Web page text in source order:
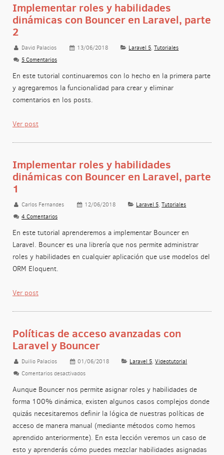
Implementar roles y habilidades
dinámicas con Bouncer en Laravel, parte
2
David Palacios 13/06/2018 Laravel 5,Tutoriales
5 Comentarios
En este tutorial continuaremos con lo hecho en la primera parte
y agregaremos la funcionalidad para crear y eliminar
comentarios en los posts.
Ver post
Implementar roles y habilidades
dinámicas con Bouncer en Laravel, parte
1
Carlos Fernandes 12/06/2018 Laravel 5,Tutoriales
4 Comentarios
En este tutorial aprenderemos a implementar Bouncer en
Laravel. Bouncer es una librería que nos permite administrar
roles y habilidades en cualquier aplicación que use modelos del
ORM Eloquent.
Ver post
Políticas de acceso avanzadas con
Laravel y Bouncer
Duilio Palacios 01/06/2018 Laravel 5,Videotutorial
Comentarios desactivados
Aunque Bouncer nos permite asignar roles y habilidades de
forma 100% dinámica, existen algunos casos complejos donde
quizás necesitaremos definir la lógica de nuestras políticas de
acceso de manera manual (mediante métodos como hemos
aprendido anteriormente). En esta lección veremos un caso de
esto y aprenderás cómo puedes mezclar habilidades asignadas